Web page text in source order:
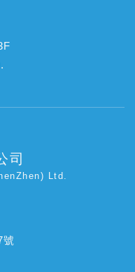
司
Ltd.
號